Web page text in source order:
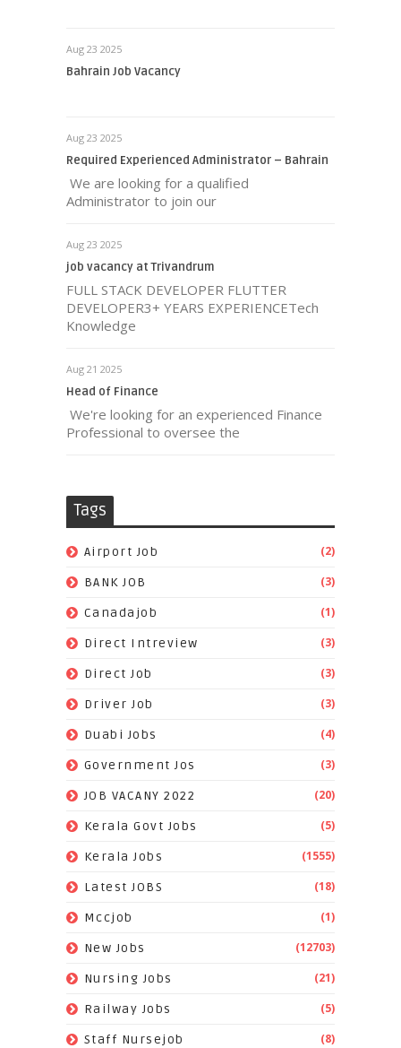
Aug 23 2025
Bahrain Job Vacancy
Aug 23 2025
Required Experienced Administrator – Bahrain
We are looking for a qualified
Administrator to join our
Aug 23 2025
job vacancy at Trivandrum
FULL STACK DEVELOPER FLUTTER
DEVELOPER3+ YEARS EXPERIENCETech
Knowledge
Aug 21 2025
Head of Finance
We're looking for an experienced Finance
Professional to oversee the
Tags
Airport Job (2)
BANK JOB (3)
Canadajob (1)
Direct Intreview (3)
Direct Job (3)
Driver Job (3)
Duabi Jobs (4)
Government Jos (3)
JOB VACANY 2022 (20)
Kerala Govt Jobs (5)
Kerala Jobs (1555)
Latest JOBS (18)
Mccjob (1)
New Jobs (12703)
Nursing Jobs (21)
Railway Jobs (5)
Staff Nursejob (8)